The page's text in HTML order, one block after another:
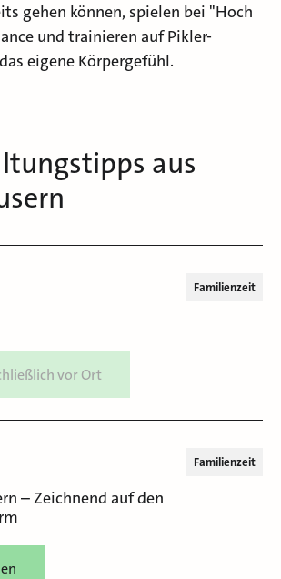
gehen können, spielen bei "Hoch
und trainieren auf Pikler-
eigene Körpergefühl.
aus
Familienzeit
vor Ort
Familienzeit
– Zeichnend auf den